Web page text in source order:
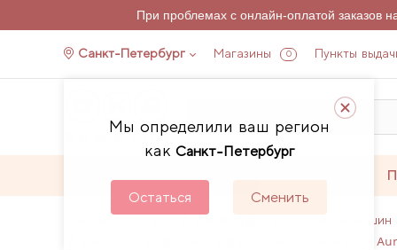
При проблемах с онлайн-оплатой заказов
Санкт-Петербург Магазины 0 Пункты
Мы определили ваш регион
как Санкт-Петербург
Остаться Сменить
Каталог
Аксессуары для швейных машин
Лапки для оверлоков и распошивальных машин